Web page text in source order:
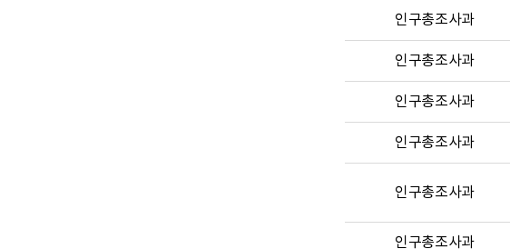
인구총조사과
인구총조사과
인구총조사과
인구총조사과
인구총조사과
인구총조사과